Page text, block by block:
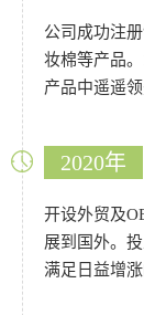
公司成功注
妆棉等产品
产品中遥遥
2020年
开设外贸及
展到国外。
满足日益增涨